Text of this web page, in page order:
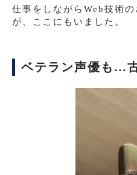
仕事をしながらWeb技術
が、ここにもいました。
ベテラン声優も…